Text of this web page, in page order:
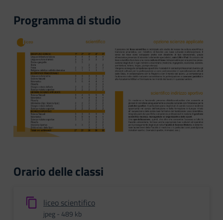
Programma di studio
Orario delle classi
liceo scientifico
jpeg - 489 kb